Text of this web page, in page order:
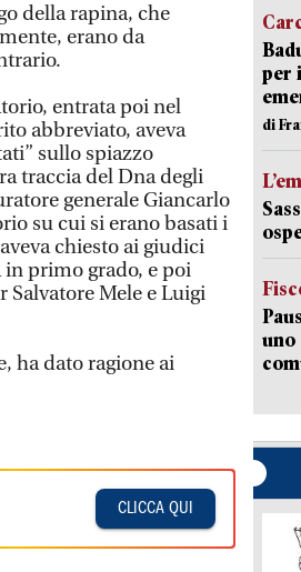
della rapina, che
erano da
entrata poi nel
abbreviato, aveva
sullo spiazzo
traccia del Dna degli
generale Giancarlo
su cui si erano basati i
chiesto ai giudici
primo grado, e poi
Salvatore Mele e Luigi
ha dato ragione ai
CLICCA QUI
per
di
uno